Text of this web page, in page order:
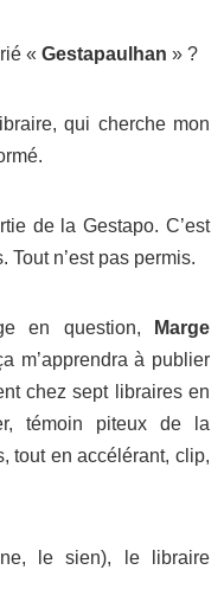
« Gestapaulhan » ?
qui cherche mon
de la Gestapo. C’est
n’est pas permis.
en question,
Marge
m’apprendra à publier
chez sept libraires en
témoin piteux de la
tout en accélérant, clip,
le sien), le libraire